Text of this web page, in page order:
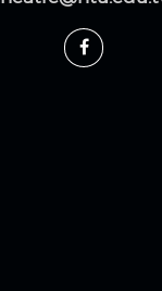
傳真：(02)2369-1350